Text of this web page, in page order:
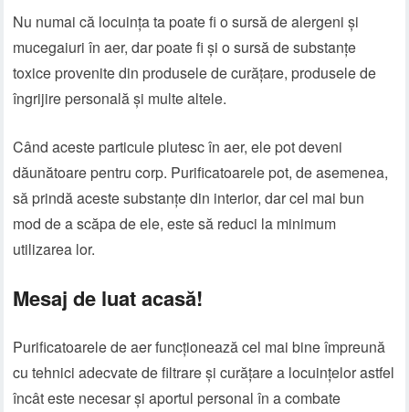
Nu numai că locuința ta poate fi o sursă de alergeni și
mucegaiuri în aer, dar poate fi și o sursă de substanțe
toxice provenite din produsele de curățare, produsele de
îngrijire personală și multe altele.
Când aceste particule plutesc în aer, ele pot deveni
dăunătoare pentru corp. Purificatoarele pot, de asemenea,
să prindă aceste substanțe din interior, dar cel mai bun
mod de a scăpa de ele, este să reduci la minimum
utilizarea lor.
Mesaj de luat acasă!
Purificatoarele de aer funcționează cel mai bine împreună
cu tehnici adecvate de filtrare și curățare a locuințelor astfel
încât este necesar și aportul personal în a combate